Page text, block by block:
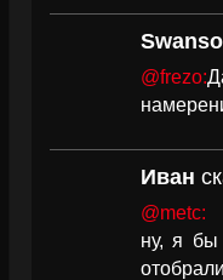
@frezo:
Иван
@metc:
ну, я бы